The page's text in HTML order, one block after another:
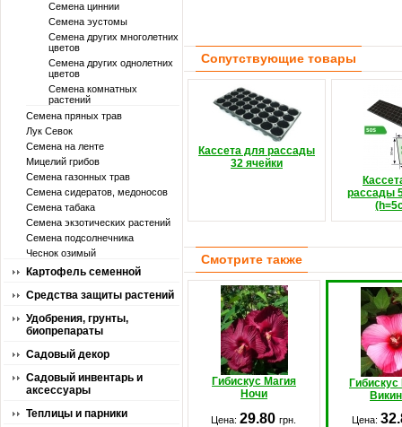
Семена циннии
Семена эустомы
Семена других многолетних
цветов
Семена других однолетних
цветов
Семена комнатных
растений
Семена пряных трав
Лук Севок
Семена на ленте
Мицелий грибов
Семена газонных трав
Семена сидератов, медоносов
Семена табака
Семена экзотических растений
Семена подсолнечника
Чеснок озимый
Картофель семенной
Средства защиты растений
Удобрения, грунты,
биопрепараты
Садовый декор
Садовый инвентарь и
аксессуары
Теплицы и парники
Сопутствующие товары
Кассета для рассады
32 ячейки
рассады
Смотрите также
Гибискус Магия
Ночи
Цена:29.80грн. Цена: